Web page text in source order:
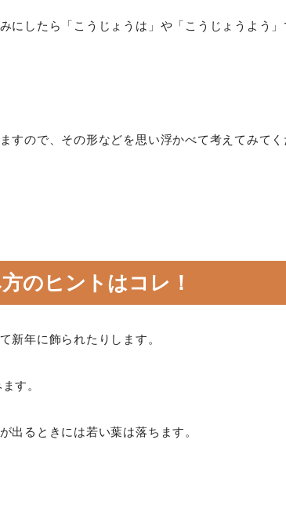
にしたら「こうじょうは」や「こうじょうよう
すので、その形などを思い浮かべて考えてみてく
のヒントはコレ！
年に飾られたりします。
す。
るときには若い葉は落ちます。